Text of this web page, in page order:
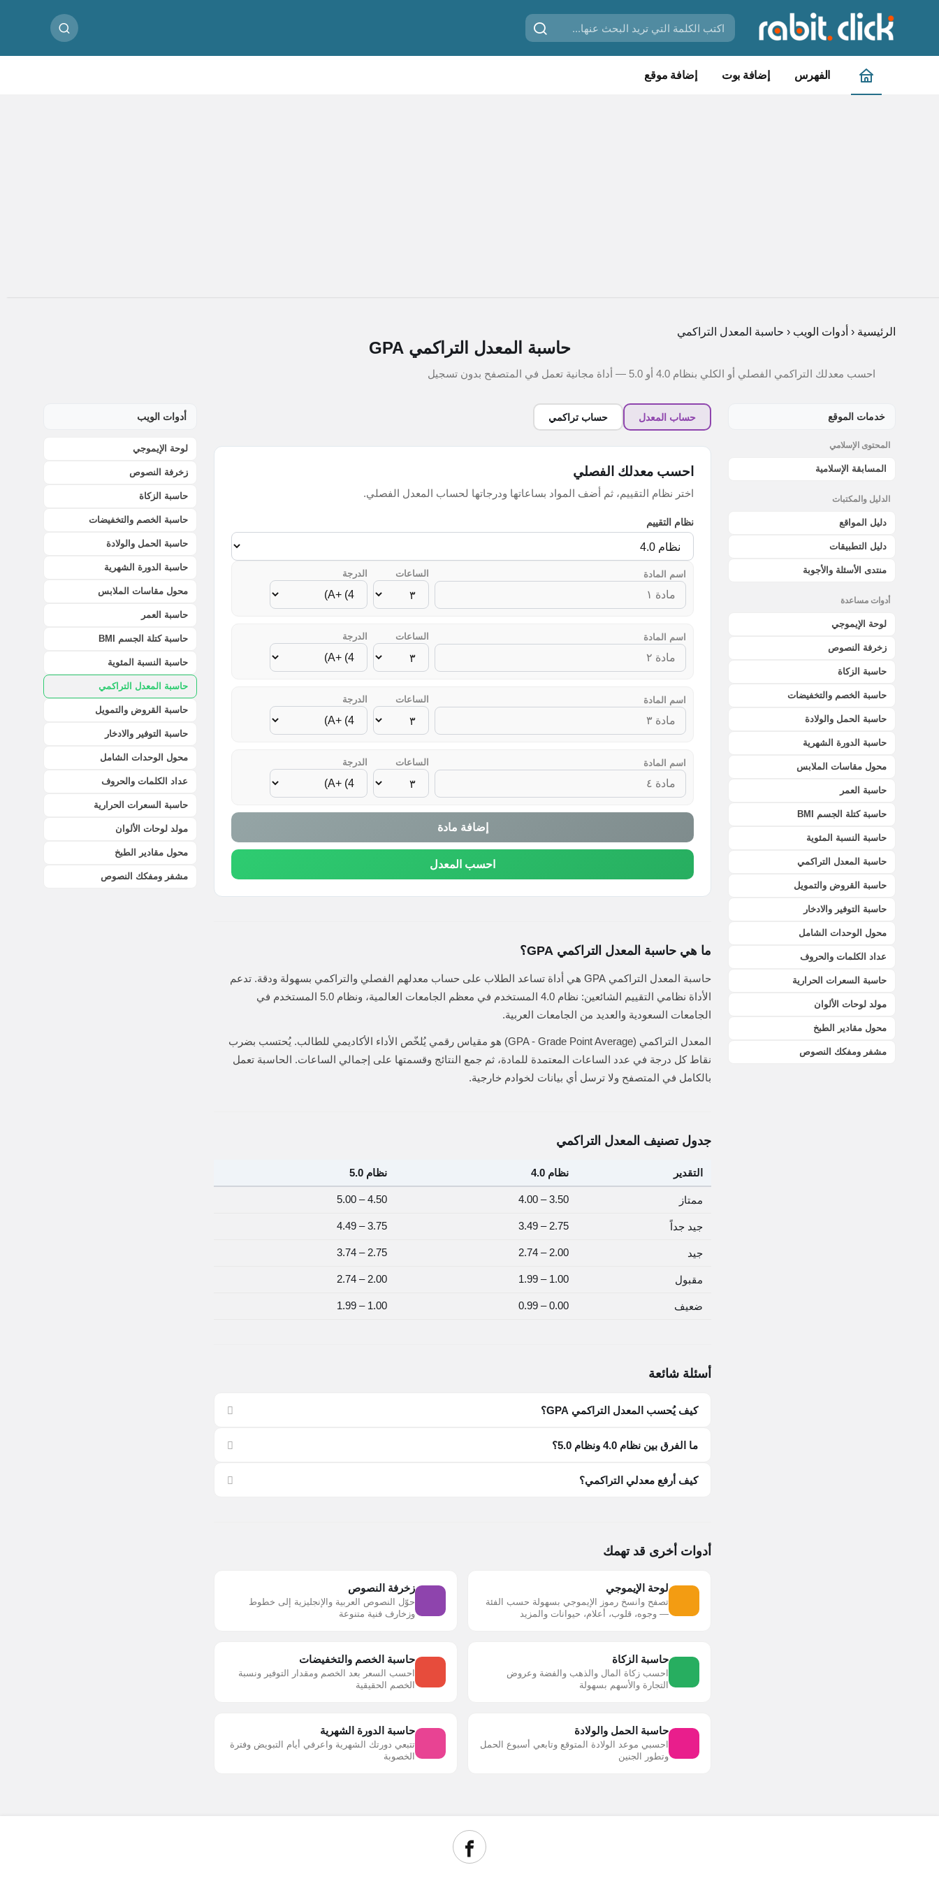
الفهرس إضافة بوت إضافة موقع
الرئيسية ‹ أدوات الويب ‹ حاسبة المعدل التراكمي
حاسبة المعدل التراكمي GPA
احسب معدلك التراكمي الفصلي أو الكلي بنظام 4.0 أو 5.0 — أداة مجانية تعمل في المتصفح بدون تسجيل
خدمات الموقع
المحتوى الإسلامي
المسابقة الإسلامية
الدليل والمكتبات
دليل المواقع
دليل التطبيقات
منتدى الأسئلة والأجوبة
أدوات مساعدة
لوحة الإيموجي
زخرفة النصوص
حاسبة الزكاة
حاسبة الخصم والتخفيضات
حاسبة الحمل والولادة
حاسبة الدورة الشهرية
محول مقاسات الملابس
حاسبة العمر
حاسبة كتلة الجسم BMI
حاسبة النسبة المئوية
حاسبة المعدل التراكمي
حاسبة القروض والتمويل
حاسبة التوفير والادخار
محول الوحدات الشامل
عداد الكلمات والحروف
حاسبة السعرات الحرارية
مولد لوحات الألوان
محول مقادير الطبخ
مشفر ومفكك النصوص
حساب المعدل حساب تراكمي
احسب معدلك الفصلي
اختر نظام التقييم، ثم أضف المواد بساعاتها ودرجاتها لحساب المعدل الفصلي.
نظام التقييم
اسم المادة الساعات الدرجة
اسم المادة الساعات الدرجة
اسم المادة الساعات الدرجة
اسم المادة الساعات الدرجة
إضافة مادة
احسب المعدل
ما هي حاسبة المعدل التراكمي GPA؟
حاسبة المعدل التراكمي GPA هي أداة تساعد الطلاب على حساب معدلهم الفصلي والتراكمي بسهولة ودقة. تدعم
الأداة نظامي التقييم الشائعين: نظام 4.0 المستخدم في معظم الجامعات العالمية، ونظام 5.0 المستخدم في
الجامعات السعودية والعديد من الجامعات العربية.
المعدل التراكمي (GPA - Grade Point Average) هو مقياس رقمي يُلخّص الأداء الأكاديمي للطالب. يُحتسب بضرب
نقاط كل درجة في عدد الساعات المعتمدة للمادة، ثم جمع النتائج وقسمتها على إجمالي الساعات. الحاسبة تعمل
بالكامل في المتصفح ولا ترسل أي بيانات لخوادم خارجية.
جدول تصنيف المعدل التراكمي
التقدير نظام 4.0 نظام 5.0
ممتاز 3.50 – 4.00
4.50 – 5.00
جيد جداً 2.75 – 3.49
3.75 – 4.49
جيد 2.00 – 2.74
2.75 – 3.74
مقبول 1.00 – 1.99
2.00 – 2.74
ضعيف 0.00 – 0.99
1.00 – 1.99
أسئلة شائعة
كيف يُحسب المعدل التراكمي GPA؟
ما الفرق بين نظام 4.0 ونظام 5.0؟
كيف أرفع معدلي التراكمي؟
أدوات أخرى قد تهمك
لوحة الإيموجي
تصفح وانسخ رموز الإيموجي بسهولة حسب الفئة
— وجوه، قلوب، أعلام، حيوانات والمزيد
زخرفة النصوص
حوّل النصوص العربية والإنجليزية إلى خطوط
وزخارف فنية متنوعة
حاسبة الزكاة
احسب زكاة المال والذهب والفضة وعروض
التجارة والأسهم بسهولة
حاسبة الخصم والتخفيضات
احسب السعر بعد الخصم ومقدار التوفير ونسبة
الخصم الحقيقية
حاسبة الحمل والولادة
احسبي موعد الولادة المتوقع وتابعي أسبوع الحمل
وتطور الجنين
حاسبة الدورة الشهرية
تتبعي دورتك الشهرية واعرفي أيام التبويض وفترة
الخصوبة
أدوات الويب
لوحة الإيموجي
زخرفة النصوص
حاسبة الزكاة
حاسبة الخصم والتخفيضات
حاسبة الحمل والولادة
حاسبة الدورة الشهرية
محول مقاسات الملابس
حاسبة العمر
حاسبة كتلة الجسم BMI
حاسبة النسبة المئوية
حاسبة المعدل التراكمي
حاسبة القروض والتمويل
حاسبة التوفير والادخار
محول الوحدات الشامل
عداد الكلمات والحروف
حاسبة السعرات الحرارية
مولد لوحات الألوان
محول مقادير الطبخ
مشفر ومفكك النصوص